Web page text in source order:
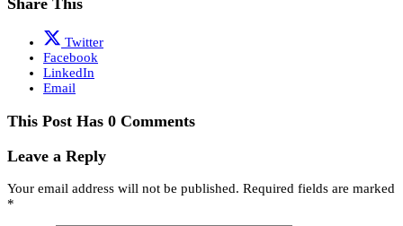
Twitter
Facebook
LinkedIn
Email
This Post Has 0 Comments
Leave a Reply
Your email address will not be published. Required fields are marked
*